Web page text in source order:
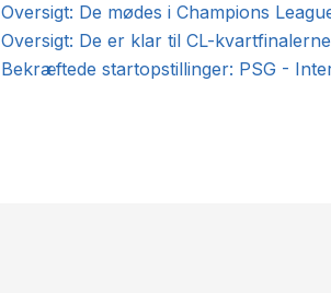
Oversigt: De mødes i Champions
Oversigt: De er klar til CL-
Bekræftede startopstillinger: PSG -